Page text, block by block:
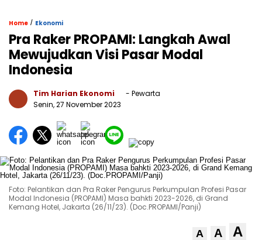
Home / Ekonomi
Pra Raker PROPAMI: Langkah Awal
Mewujudkan Visi Pasar Modal
Indonesia
Tim Harian Ekonomi
- Pewarta
Senin, 27 November 2023
Foto: Pelantikan dan Pra Raker Pengurus Perkumpulan Profesi Pasar
Modal Indonesia (PROPAMI) Masa bahkti 2023-2026, di Grand
Kemang Hotel, Jakarta (26/11/23). (Doc.PROPAMI/Panji)
A A A